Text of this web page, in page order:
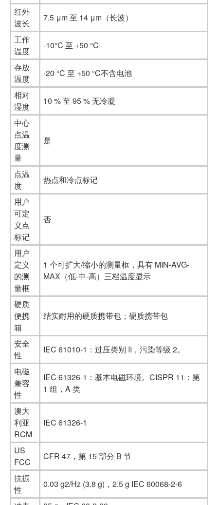
红外
波长
7.5 μm 至 14 μm（长波）
工作
温度
-10°C 至 +50 °C
存放
温度
-20 °C 至 +50 °C不含电池
相对
湿度
10 % 至 95 % 无冷凝
中心
点温
度测
量
是
点温
度
热点和冷点标记
用户
可定
义点
标记
否
用户
定义
的测
量框
1 个可扩大/缩小的测量框，具有 MIN-AVG-
MAX（低-中-高）三档温度显示
硬质
便携
箱
结实耐用的硬质携带包；硬质携带包
安全
性
IEC 61010-1：过压类别 II，污染等级 2。
电磁
兼容
性
IEC 61326-1：基本电磁环境。CISPR 11：第
1 组，A 类
澳大
利亚
RCM
IEC 61326-1
US
FCC
CFR 47，第 15 部分 B 节
抗振
性
0.03 g2/Hz (3.8 g)，2.5 g IEC 60068-2-6